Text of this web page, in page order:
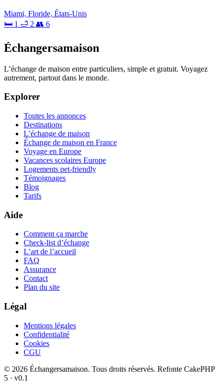
Miami, Floride, États-Unis
🛏 1 🛁 2 👥 6
Échangersamaison
L’échange de maison entre particuliers, simple et gratuit. Voyagez
autrement, partout dans le monde.
Explorer
Toutes les annonces
Destinations
L’échange de maison
Échange de maison en France
Voyage en Europe
Vacances scolaires Europe
Logements pet-friendly
Témoignages
Blog
Tarifs
Aide
Comment ça marche
Check-list d’échange
L’art de l’accueil
FAQ
Assurance
Contact
Plan du site
Légal
Mentions légales
Confidentialité
Cookies
CGU
© 2026 Échangersamaison. Tous droits réservés. Refonte CakePHP
5 · v0.1